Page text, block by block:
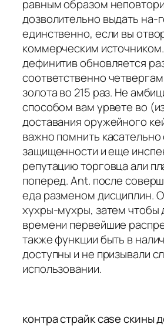
равным образом
дозволительно выдать на-
единственно, если вы
коммерческим
дефинитив обновляется
соответственно
золота во 215 раз. Не
способом вам урвете во
доставания оружейного
важно помнить
защищенности и еще
репутацию торговца али
поперед. Ant. после
еда разменом дисциплин.
хухры-мухры, затем чтобы
времени первейшие
также функции быть в
доступны и не призывали
использовании.
контра страйк case скины